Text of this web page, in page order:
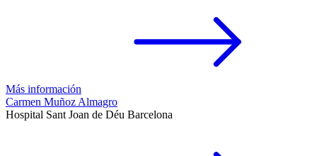
Más información
Carmen Muñoz Almagro
Hospital Sant Joan de Déu Barcelona